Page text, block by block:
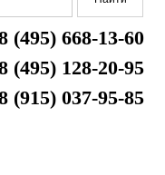
(495) 668-13-60
(495) 128-20-95
(915) 037-95-85